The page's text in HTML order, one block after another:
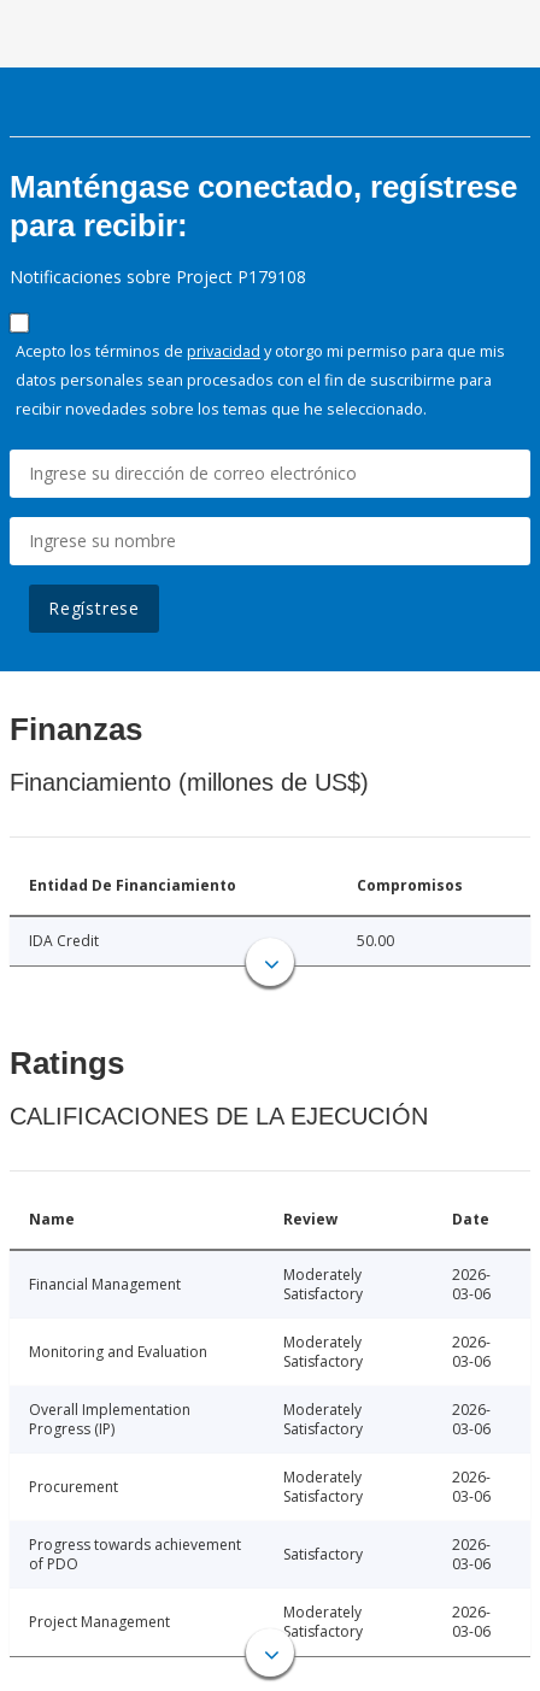
Manténgase conectado, regístrese
para recibir:
Notificaciones sobre Project P179108
Acepto los términos de privacidad y otorgo mi permiso para que mis
datos personales sean procesados con el fin de suscribirme para
recibir novedades sobre los temas que he seleccionado.
Regístrese
Finanzas
Financiamiento (millones de US$)
Entidad De Financiamiento Compromisos
IDA Credit 50.00
Ratings
CALIFICACIONES DE LA EJECUCIÓN
Name Review Date
Financial Management
Moderately
Satisfactory
2026-
03-06
Monitoring and Evaluation
Moderately
Satisfactory
2026-
03-06
Overall Implementation
Progress (IP)
Moderately
Satisfactory
2026-
03-06
Procurement
Moderately
Satisfactory
2026-
03-06
Progress towards achievement
of PDO
Satisfactory
2026-
03-06
Project Management
Moderately
Satisfactory
2026-
03-06